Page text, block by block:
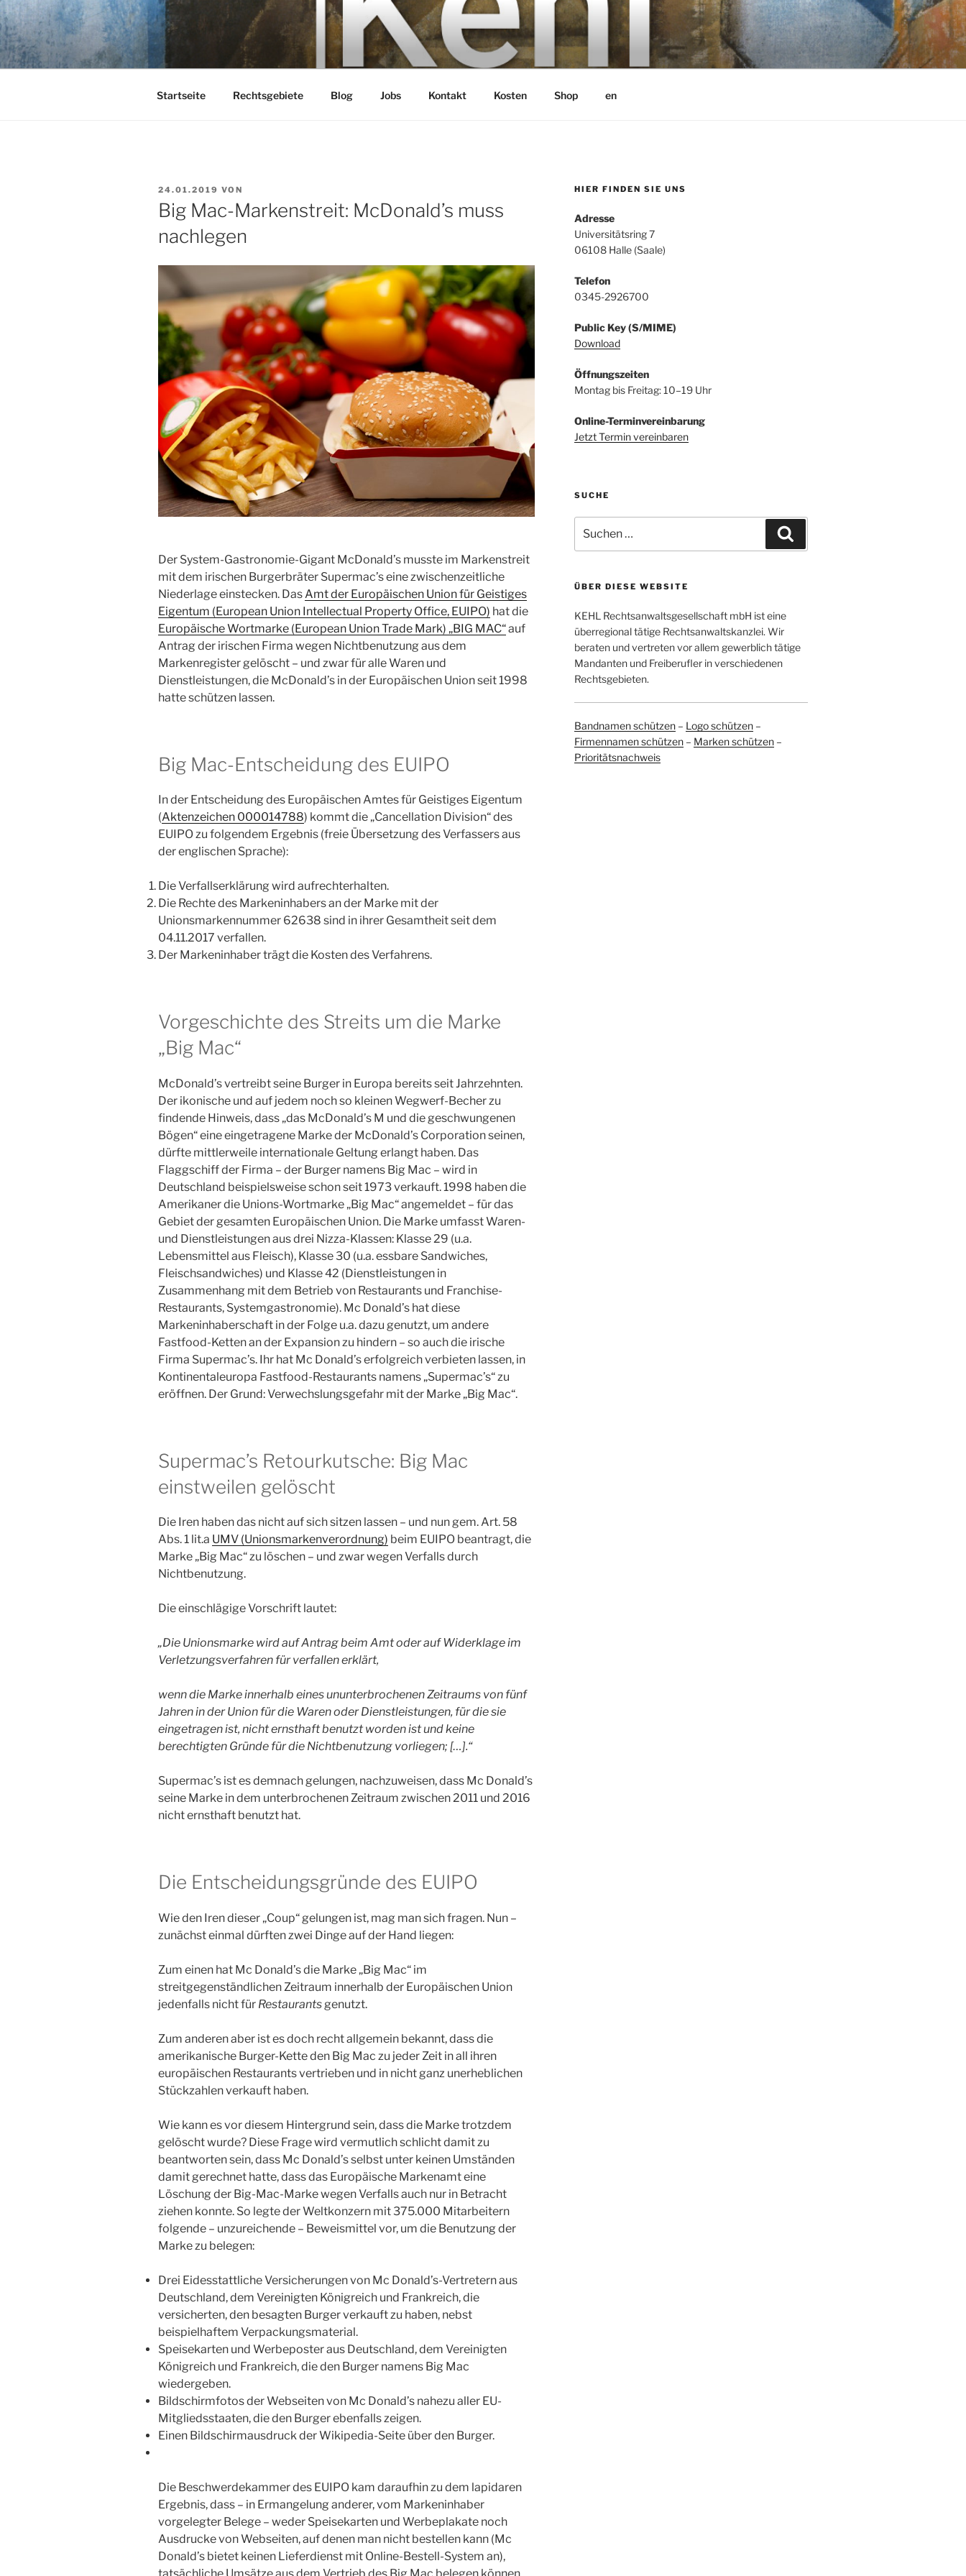
Zum
Inhalt
springen
KEHL
Rechtsanwaltsgesellschaft mbH
Startseite Rechtsgebiete Blog Jobs Kontakt Kosten Shop en
VERÖFFENTLICHT
AM
24.01.2019 VON
Big Mac-Markenstreit: McDonald’s muss
nachlegen
Der System-Gastronomie-Gigant McDonald’s musste im Markenstreit
mit dem irischen Burgerbräter Supermac’s eine zwischenzeitliche
Niederlage einstecken. Das Amt der Europäischen Union für Geistiges
Eigentum (European Union Intellectual Property Office, EUIPO) hat die
Europäische Wortmarke (European Union Trade Mark) „BIG MAC“auf
Antrag der irischen Firma wegen Nichtbenutzung aus dem
Markenregister gelöscht – und zwar für alle Waren und
Dienstleistungen, die McDonald’s in der Europäischen Union seit 1998
hatte schützen lassen.
Big Mac-Entscheidung des EUIPO
In der Entscheidung des Europäischen Amtes für Geistiges Eigentum
(Aktenzeichen 000014788) kommt die „Cancellation Division“ des
EUIPO zu folgendem Ergebnis (freie Übersetzung des Verfassers aus
der englischen Sprache):
Die Verfallserklärung wird aufrechterhalten.
Die Rechte des Markeninhabers an der Marke mit der
Unionsmarkennummer 62638 sind in ihrer Gesamtheit seit dem
04.11.2017 verfallen.
Der Markeninhaber trägt die Kosten des Verfahrens.
Vorgeschichte des Streits um die Marke
„Big Mac“
McDonald’s vertreibt seine Burger in Europa bereits seit Jahrzehnten.
Der ikonische und auf jedem noch so kleinen Wegwerf-Becher zu
findende Hinweis, dass „das McDonald’s M und die geschwungenen
Bögen“ eine eingetragene Marke der McDonald’s Corporation seinen,
dürfte mittlerweile internationale Geltung erlangt haben. Das
Flaggschiff der Firma – der Burger namens Big Mac – wird in
Deutschland beispielsweise schon seit 1973 verkauft. 1998 haben die
Amerikaner die Unions-Wortmarke „Big Mac“ angemeldet – für das
Gebiet der gesamten Europäischen Union. Die Marke umfasst Waren-
und Dienstleistungen aus drei Nizza-Klassen: Klasse 29 (u.a.
Lebensmittel aus Fleisch), Klasse 30 (u.a. essbare Sandwiches,
Fleischsandwiches) und Klasse 42 (Dienstleistungen in
Zusammenhang mit dem Betrieb von Restaurants und Franchise-
Restaurants, Systemgastronomie). Mc Donald’s hat diese
Markeninhaberschaft in der Folge u.a. dazu genutzt, um andere
Fastfood-Ketten an der Expansion zu hindern – so auch die irische
Firma Supermac’s. Ihr hat Mc Donald’s erfolgreich verbieten lassen, in
Kontinentaleuropa Fastfood-Restaurants namens „Supermac’s“ zu
eröffnen. Der Grund: Verwechslungsgefahr mit der Marke „Big Mac“.
Supermac’s Retourkutsche: Big Mac
einstweilen gelöscht
Die Iren haben das nicht auf sich sitzen lassen – und nun gem. Art. 58
Abs. 1 lit.a UMV (Unionsmarkenverordnung) beim EUIPO beantragt, die
Marke „Big Mac“ zu löschen – und zwar wegen Verfalls durch
Nichtbenutzung.
Die einschlägige Vorschrift lautet:
„Die Unionsmarke wird auf Antrag beim Amt oder auf Widerklage im
Verletzungsverfahren für verfallen erklärt,
wenn die Marke innerhalb eines ununterbrochenen Zeitraums von fünf
Jahren in der Union für die Waren oder Dienstleistungen, für die sie
eingetragen ist, nicht ernsthaft benutzt worden ist und keine
berechtigten Gründe für die Nichtbenutzung vorliegen; […].“
Supermac’s ist es demnach gelungen, nachzuweisen, dass Mc Donald’s
seine Marke in dem unterbrochenen Zeitraum zwischen 2011 und 2016
nicht ernsthaft benutzt hat.
Die Entscheidungsgründe des EUIPO
Wie den Iren dieser „Coup“ gelungen ist, mag man sich fragen. Nun –
zunächst einmal dürften zwei Dinge auf der Hand liegen:
Zum einen hat Mc Donald’s die Marke „Big Mac“ im
streitgegenständlichen Zeitraum innerhalb der Europäischen Union
jedenfalls nicht für Restaurants genutzt.
Zum anderen aber ist es doch recht allgemein bekannt, dass die
amerikanische Burger-Kette den Big Mac zu jeder Zeit in all ihren
europäischen Restaurants vertrieben und in nicht ganz unerheblichen
Stückzahlen verkauft haben.
Wie kann es vor diesem Hintergrund sein, dass die Marke trotzdem
gelöscht wurde? Diese Frage wird vermutlich schlicht damit zu
beantworten sein, dass Mc Donald’s selbst unter keinen Umständen
damit gerechnet hatte, dass das Europäische Markenamt eine
Löschung der Big-Mac-Marke wegen Verfalls auch nur in Betracht
ziehen konnte. So legte der Weltkonzern mit 375.000 Mitarbeitern
folgende – unzureichende – Beweismittel vor, um die Benutzung der
Marke zu belegen:
Drei Eidesstattliche Versicherungen von Mc Donald’s-Vertretern aus
Deutschland, dem Vereinigten Königreich und Frankreich, die
versicherten, den besagten Burger verkauft zu haben, nebst
beispielhaftem Verpackungsmaterial.
Speisekarten und Werbeposter aus Deutschland, dem Vereinigten
Königreich und Frankreich, die den Burger namens Big Mac
wiedergeben.
Bildschirmfotos der Webseiten von Mc Donald’s nahezu aller EU-
Mitgliedsstaaten, die den Burger ebenfalls zeigen.
Einen Bildschirmausdruck der Wikipedia-Seite über den Burger.
Die Beschwerdekammer des EUIPO kam daraufhin zu dem lapidaren
Ergebnis, dass – in Ermangelung anderer, vom Markeninhaber
vorgelegter Belege – weder Speisekarten und Werbeplakate noch
Ausdrucke von Webseiten, auf denen man nicht bestellen kann (Mc
Donald’s bietet keinen Lieferdienst mit Online-Bestell-System an),
HIER FINDEN SIE UNS
Adresse
Universitätsring 7
06108 Halle (Saale)
Telefon
0345-2926700
Public Key (S/MIME)
Download
Öffnungszeiten
Montag bis Freitag: 10–19 Uhr
Online-Terminvereinbarung
Jetzt Termin vereinbaren
SUCHE
nach:
ÜBER DIESE WEBSITE
KEHL Rechtsanwaltsgesellschaft mbH ist eine
überregional tätige Rechtsanwaltskanzlei. Wir
beraten und vertreten vor allem gewerblich tätige
Mandanten und Freiberufler in verschiedenen
Rechtsgebieten.
Bandnamen schützen– Logo schützen–
Firmennamen schützen– Marken schützen–
Prioritätsnachweis